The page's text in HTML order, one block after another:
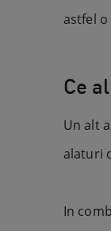
astfel o
Ce
Un alt
alaturi
In